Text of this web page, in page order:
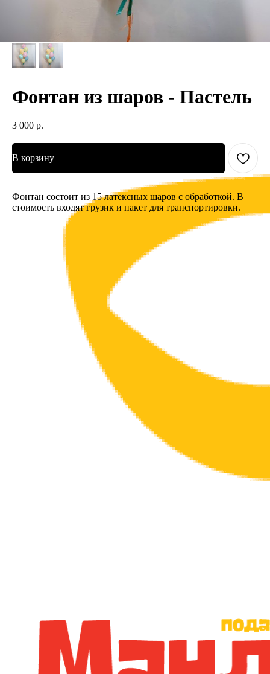
Фонтан из шаров - Пастель
3 000 р.
В корзину
Фонтан состоит из 15 латексных шаров с обработкой. В
стоимость входят грузик и пакет для транспортировки.